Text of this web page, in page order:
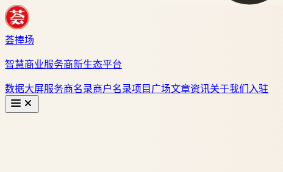
荟捧场
智慧商业服务商新生态平台
数据大屏服务商名录商户名录项目广场文章资讯关于我们 入驻